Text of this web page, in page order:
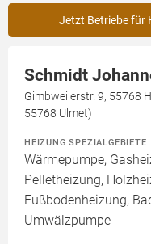
Jetzt Betriebe für
Schmidt
Gimbweilerstr. 9, 55768
55768 Ulmet)
HEIZUNG SPEZIALGEBIETE
Wärmepumpe,
Pelletheizung,
Fußbodenheizung,
Umwälzpumpe